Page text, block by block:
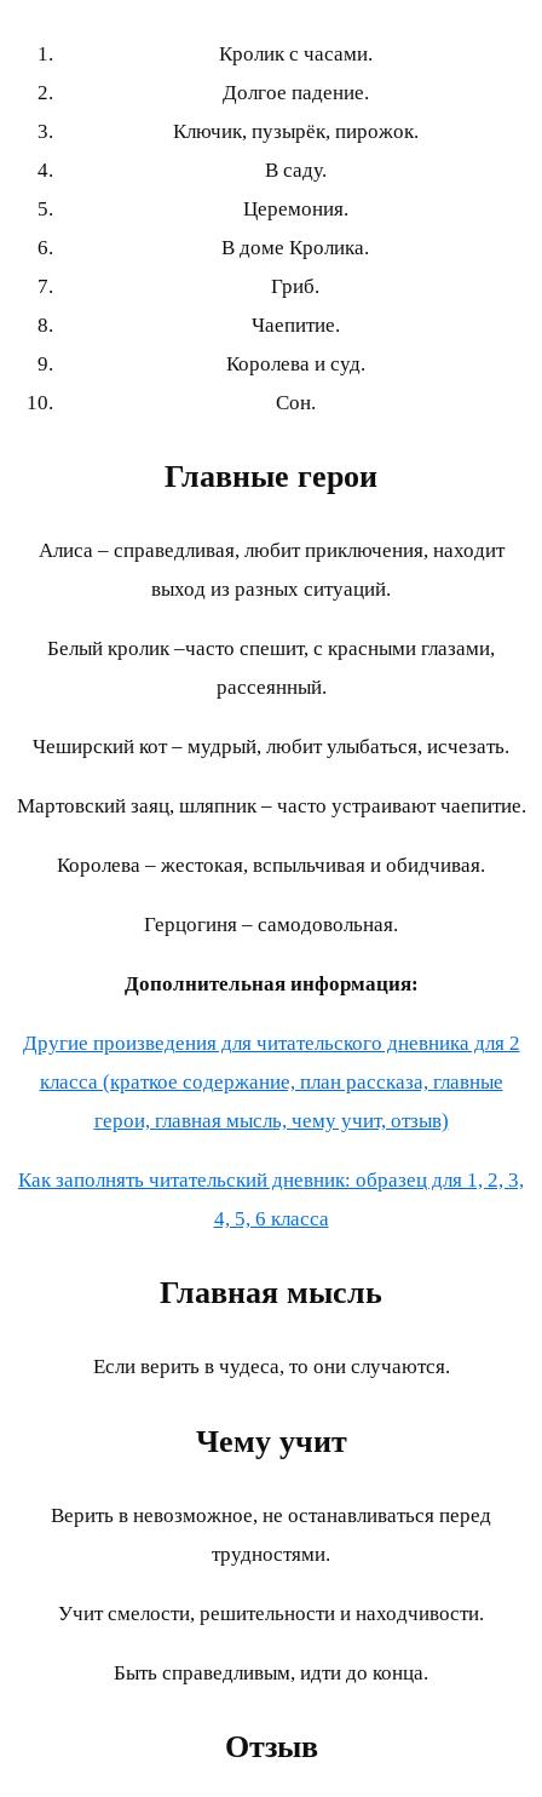
Кролик с часами.
Долгое падение.
Ключик, пузырёк, пирожок.
В саду.
Церемония.
В доме Кролика.
Гриб.
Чаепитие.
Королева и суд.
Сон.
Главные герои
Алиса – справедливая, любит приключения, находит
выход из разных ситуаций.
Белый кролик –часто спешит, с красными глазами,
рассеянный.
Чеширский кот – мудрый, любит улыбаться, исчезать.
Мартовский заяц, шляпник – часто устраивают чаепитие.
Королева – жестокая, вспыльчивая и обидчивая.
Герцогиня – самодовольная.
Дополнительная информация:
Другие произведения для читательского дневника для 2
класса (краткое содержание, план рассказа, главные
герои, главная мысль, чему учит, отзыв)
Как заполнять читательский дневник: образец для 1, 2, 3,
4, 5, 6 класса
Главная мысль
Если верить в чудеса, то они случаются.
Чему учит
Верить в невозможное, не останавливаться перед
трудностями.
Учит смелости, решительности и находчивости.
Быть справедливым, идти до конца.
Отзыв